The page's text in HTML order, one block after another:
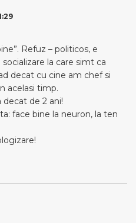
Refuz – politicos, e
la care simt ca
decat cu cine am chef si
acelasi timp.
decat de 2 ani!
face bine la neuron, la ten